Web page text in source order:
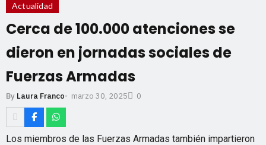
Actualidad
Cerca de 100.000 atenciones se
dieron en jornadas sociales de
Fuerzas Armadas
By Laura Franco- marzo 30, 2025 0
Los miembros de las Fuerzas Armadas también impartieron